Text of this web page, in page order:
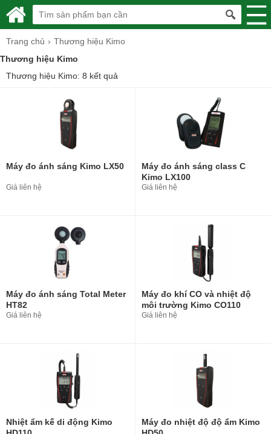
Trang chủ
Thương hiệu Kimo
Thương hiệu Kimo
Thương hiệu Kimo: 8 kết quả
Máy đo ánh sáng Kimo LX50
Giá liên hệ
Máy đo ánh sáng class C
Kimo LX100
Giá liên hệ
Máy đo ánh sáng Total Meter
HT82
Giá liên hệ
Máy đo khí CO và nhiệt độ
môi trường Kimo CO110
Giá liên hệ
Nhiệt ẩm kế di động Kimo
Máy đo nhiệt độ độ ẩm Kimo